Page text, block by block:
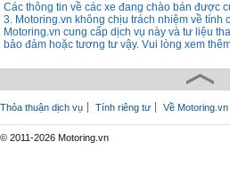
Các thông tin về các xe đang chào bán được
3. Motoring.vn không chịu trách nhiệm về tính
Motoring.vn cung cấp dịch vụ này và tư liệu
bảo đảm hoặc tương tư vậy. Vui lòng xem
Thỏa thuận dịch vụ Tính riêng tư Về Motoring.vn
© 2011-2026 Motoring.vn